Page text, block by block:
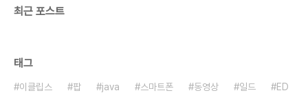
최근 포스트
태그
이클립스 팝 java 스마트폰 동영상 일드
ED